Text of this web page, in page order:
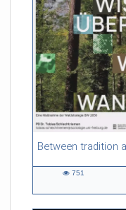
54:13 duration
751